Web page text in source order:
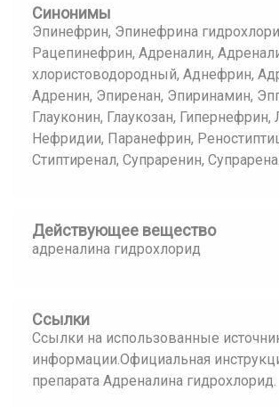
Синонимы
Эпинефрин, Эпинефрина
Рацепинефрин, Адреналин,
хлористоводородный, Аднефрин,
Адренин, Эпиренан, Эпиринамин,
Глауконин, Глаукозан,
Нефридии, Паранефрин,
Стиптиренал, Супраренин,
Действующее вещество
адреналина гидрохлорид
Ссылки
Ссылки на использованные
информации.Официальная
препарата Адреналина гидрохлорид.